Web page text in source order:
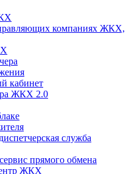
компаниях ЖКХ,
кабинет
ЖКХ 2.0
служба
прямого обмена
ЖКХ